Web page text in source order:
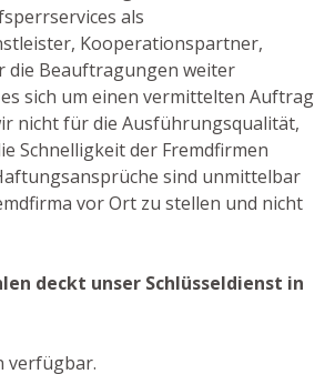
als
Kooperationspartner,
die Beauftragungen weiter
sich um einen vermittelten Auftrag
nicht für die Ausführungsqualität,
Schnelligkeit der Fremdfirmen
sind unmittelbar
vor Ort zu stellen und nicht
deckt unser Schlüsseldienst in
verfügbar.